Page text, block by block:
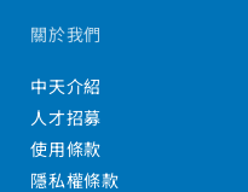
關於我們
中天介紹
人才招募
使用條款
隱私權條款